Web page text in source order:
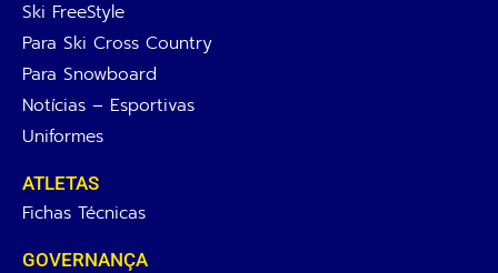
Ski FreeStyle
Para Ski Cross Country
Para Snowboard
Notícias – Esportivas
Uniformes
ATLETAS
Fichas Técnicas
GOVERNANÇA